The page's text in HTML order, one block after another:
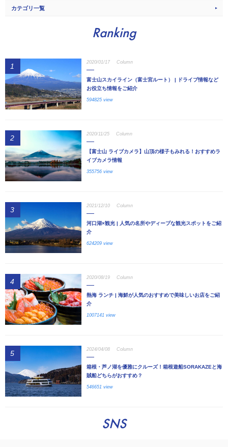
カテゴリ一覧
Ranking
1 2020/01/17 Column
富士山スカイライン（富士宮ルート） | ドライブ情報など
お役立ち情報をご紹介
594825 view
2 2020/11/25 Column
【富士山 ライブカメラ】山頂の様子もみれる！おすすめラ
イブカメラ情報
355756 view
3 2021/12/10 Column
河口湖×観光 | 人気の名所やディープな観光スポットをご紹
介
624209 view
4 2020/08/19 Column
熱海 ランチ | 海鮮が人気のおすすめで美味しいお店をご紹
介
1007141 view
5 2024/04/08 Column
箱根・芦ノ湖を優雅にクルーズ！箱根遊船SORAKAZEと海
賊船どちらがおすすめ？
546651 view
SNS